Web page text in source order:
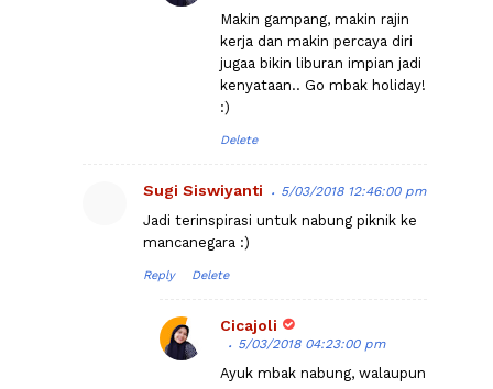
Makin gampang, makin rajin
kerja dan makin percaya diri
jugaa bikin liburan impian jadi
kenyataan.. Go mbak holiday!
:)
Delete
Sugi Siswiyanti 5/03/2018 12:46:00 pm
Jadi terinspirasi untuk nabung piknik ke
mancanegara :)
Reply Delete
Cicajoli
5/03/2018 04:23:00 pm
Ayuk mbak nabung, walaupun